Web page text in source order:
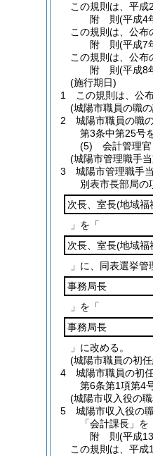
この規則は、平
附 則(平成4
この規則は、公
附 則(平成7
この規則は、公
附 則(平成8
(施行期日)
1
この規則は、公
(城陽市職員の職
2
城陽市職員の職
第3条中第25号
(5) 会計管理官
(城陽市管理職手
3
城陽市管理職手
別表市長部局の
次長、室長(地域福
」を「
次長、室長(地域福
」に、同表選挙
事務局長
」を「
事務局長
」に改める。
(城陽市職員の初
4
城陽市職員の初
第6条第1項第4
(城陽市収入役の
5
城陽市収入役の
「会計課長」
附 則(平成
この規則は、平成